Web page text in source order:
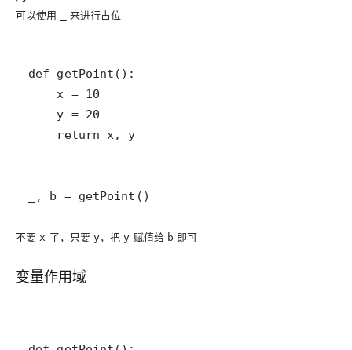
可以使用 来进行占位
_, b = getPoint()
不要x 了，只要y，把y 赋值给 b 即可
变量作用域